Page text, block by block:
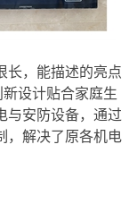
长，能描述的亮点
设计贴合家庭生
与安防设备，通过
，解决了原各机电